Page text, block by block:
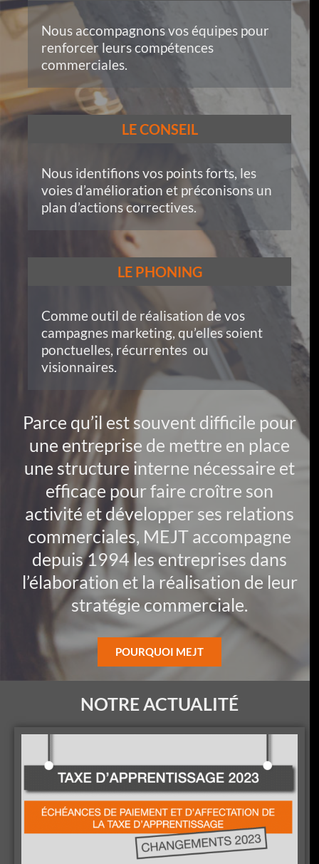
Nous accompagnons vos équipes pour
renforcer leurs compétences
commerciales.
LE CONSEIL
Nous identifions vos points forts, les
voies d’amélioration et préconisons un
plan d’actions correctives.
LE PHONING
Comme outil de réalisation de vos
campagnes marketing, qu’elles soient
ponctuelles, récurrentes ou
visionnaires.
Parce qu’il est souvent difficile pour
une entreprise de mettre en place
une structure interne nécessaire et
efficace pour faire croître son
activité et développer ses relations
commerciales, MEJT accompagne
depuis 1994 les entreprises dans
l’élaboration et la réalisation de leur
stratégie commerciale.
POURQUOI MEJT
NOTRE ACTUALITÉ